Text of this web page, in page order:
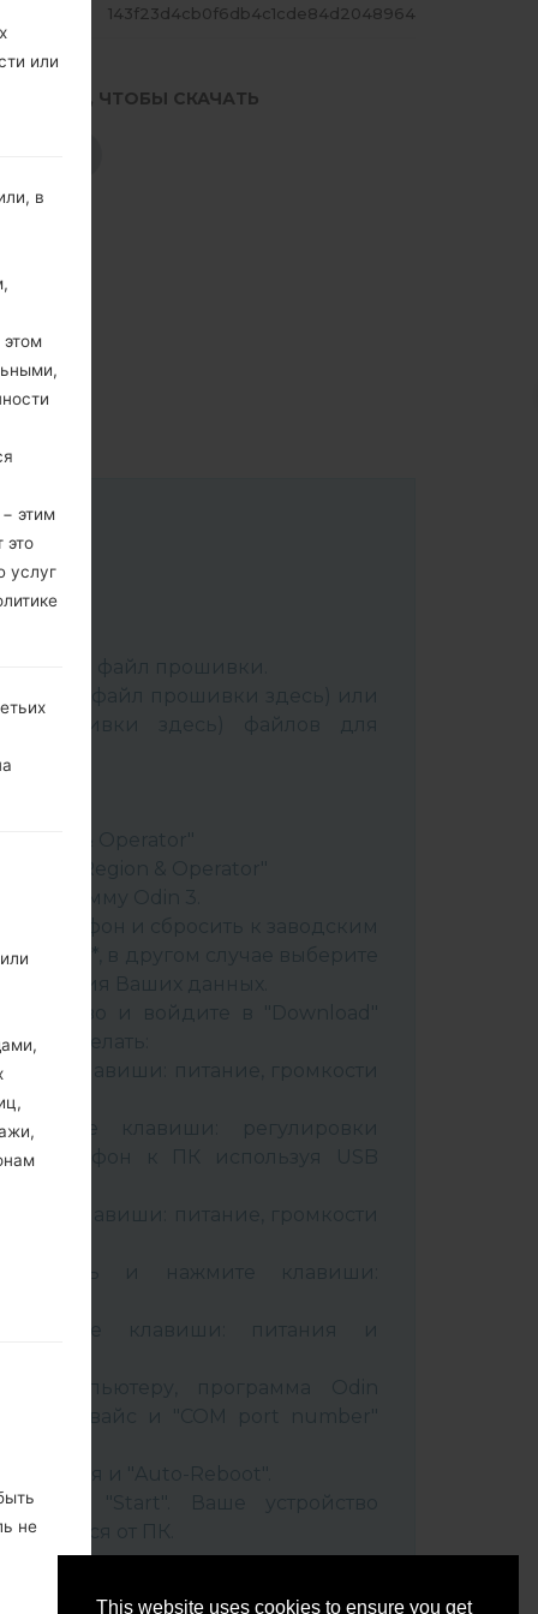
This website uses cookies to ensure you get
143f23d4cb0f6db4c1cde84d2048964
ЧТОБЫ СКАЧАТЬ
телефон и сбросить к заводским
_ ***, в другом случае выберите
и войдите в "Download"
это сделать:
клавиши: питание, громкости
клавиши: регулировки
телефон к ПК используя USB
клавиши: питание, громкости
кабель и нажмите клавиши:
Ваш девайс и "COM port number"
время и "Auto-Reboot".
"Start". Ваше устройство
от ПК.
или
в
этом
этим
это
услуг
не
не